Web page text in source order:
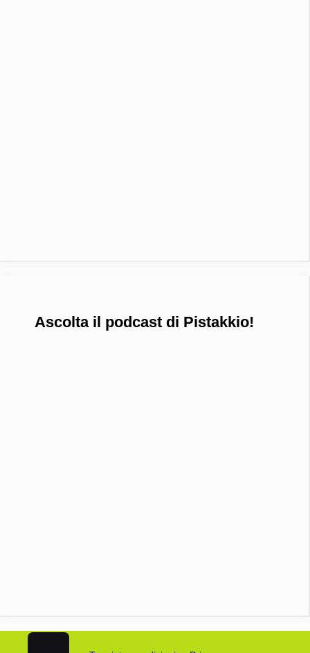
Ascolta il podcast di Pistakkio!